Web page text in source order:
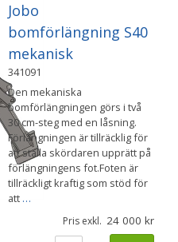
Jobo
bomförlängning S40
mekanisk
341091
Den mekaniska
bomförlängningen görs i två
30 cm-steg med en låsning.
Förlängningen är tillräcklig för
att ställa skördaren upprätt på
förlängningens fot.Foten är
tillräckligt kraftig som stöd för
att …
Pris exkl. 24 000